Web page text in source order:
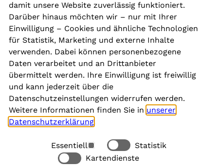
Kontakt
Presse
Aktuelles
Karriere
Newsletter
Social Media
Rechtliches
damit unsere Website zuverlässig funktioniert.
Darüber hinaus möchten wir – nur mit Ihrer
Einwilligung – Cookies und ähnliche Technologien
für Statistik, Marketing und externe Inhalte
verwenden. Dabei können personenbezogene
Daten verarbeitet und an Drittanbieter
übermittelt werden. Ihre Einwilligung ist freiwillig
und kann jederzeit über die
Datenschutzeinstellungen widerrufen werden.
Weitere Informationen finden Sie in unserer
Datenschutzerklärung
Essentiell
Statistik
Kartendienste